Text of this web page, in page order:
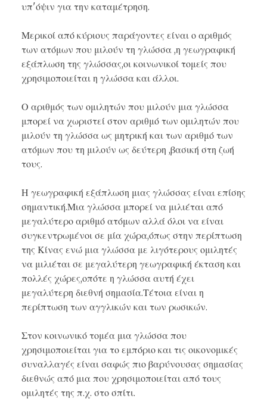
υπ'όψιν για την καταμέτρηση.
Μερικοί από κύριους παράγοντες είναι ο αριθμός
των ατόμων που μιλούν τη γλώσσα ,η γεωγραφική
εξάπλωση της γλώσσας,οι κοινωνικοί τομείς που
χρησιμοποιείται η γλώσσα και άλλοι.
Ο αριθμός των ομιλητών που μιλούν μια γλώσσα
μπορεί να χωριστεί στον αριθμό των ομιλητών που
μιλούν τη γλώσσα ως μητρική και των αριθμό των
ατόμων που τη μιλούν ως δεύτερη ,βασική στη ζωή
τους.
Η γεωγραφική εξάπλωση μιας γλώσσας είναι επίσης
σημαντική.Μια γλώσσα μπορεί να μιλιέται από
μεγαλύτερο αριθμό ατόμων αλλά όλοι να είναι
συγκεντρωμένοι σε μία χώρα,όπως στην περίπτωση
της Κίνας ενώ μια γλώσσα με λιγότερους ομιλητές
να μιλιέται σε μεγαλύτερη γεωγραφική έκταση και
πολλές χώρες,οπότε η γλώσσα αυτή έχει
μεγαλύτερη διεθνή σημασία.Τέτοια είναι η
περίπτωση των αγγλικών και των ρωσικών.
Στον κοινωνικό τομέα μια γλώσσα που
χρησιμοποιείται για το εμπόριο και τις οικονομικές
συναλλαγές είναι σαφώς πιο βαρύνουσας σημασίας
διεθνώς από μια που χρησιμοποιείται από τους
ομιλητές της π.χ. στο σπίτι.